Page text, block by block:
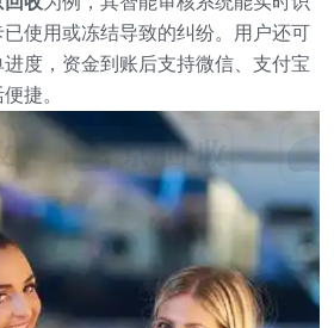
使用或冻结导致的纠纷。用户还可
度，资金到账后支持微信、支付宝
捷。